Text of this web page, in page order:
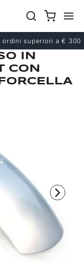
ordini superiori a € 300
Precedente
Successivo
IN
CON